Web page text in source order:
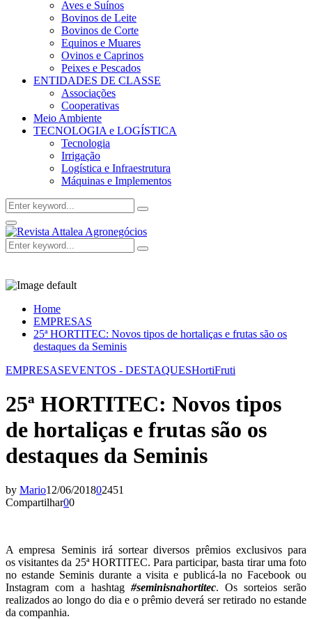
Aves e Suínos
Bovinos de Leite
Bovinos de Corte
Equinos e Muares
Ovinos e Caprinos
Peixes e Pescados
ENTIDADES DE CLASSE
Associações
Cooperativas
Meio Ambiente
TECNOLOGIA e LOGÍSTICA
Tecnologia
Irrigação
Logística e Infraestrutura
Máquinas e Implementos
Search
for:
Search
Facebook
Twitter
Instagram
Linkedin
Youtube
Email
Primary
Menu
Search
for:
Search
Home
EMPRESAS
25ª HORTITEC: Novos tipos de hortaliças e frutas são os
destaques da Seminis
EMPRESASEVENTOS - DESTAQUESHortiFruti
25ª HORTITEC: Novos tipos
de hortaliças e frutas são os
destaques da Seminis
by Mario12/06/201802451
Compartilhar00
A empresa Seminis irá sortear diversos prêmios exclusivos para
os visitantes da 25ª HORTITEC. Para participar, basta tirar uma foto
no estande Seminis durante a visita e publicá-la no Facebook ou
Instagram com a hashtag #seminisnahortitec. Os sorteios serão
realizados ao longo do dia e o prêmio deverá ser retirado no estande
da companhia.